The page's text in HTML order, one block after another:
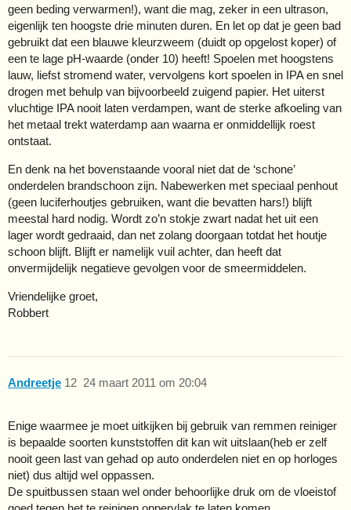
geen beding verwarmen!), want die mag, zeker in een ultrason,
eigenlijk ten hoogste drie minuten duren. En let op dat je geen bad
gebruikt dat een blauwe kleurzweem (duidt op opgelost koper) of
een te lage pH-waarde (onder 10) heeft! Spoelen met hoogstens
lauw, liefst stromend water, vervolgens kort spoelen in IPA en snel
drogen met behulp van bijvoorbeeld zuigend papier. Het uiterst
vluchtige IPA nooit laten verdampen, want de sterke afkoeling van
het metaal trekt waterdamp aan waarna er onmiddellijk roest
ontstaat.
En denk na het bovenstaande vooral niet dat de ‘schone’
onderdelen brandschoon zijn. Nabewerken met speciaal penhout
(geen luciferhoutjes gebruiken, want die bevatten hars!) blijft
meestal hard nodig. Wordt zo’n stokje zwart nadat het uit een
lager wordt gedraaid, dan net zolang doorgaan totdat het houtje
schoon blijft. Blijft er namelijk vuil achter, dan heeft dat
onvermijdelijk negatieve gevolgen voor de smeermiddelen.
Vriendelijke groet,
Robbert
Andreetje 24 maart 2011 om 20:04
12
Enige waarmee je moet uitkijken bij gebruik van remmen reiniger
is bepaalde soorten kunststoffen dit kan wit uitslaan(heb er zelf
nooit geen last van gehad op auto onderdelen niet en op horloges
niet) dus altijd wel oppassen.
De spuitbussen staan wel onder behoorlijke druk om de vloeistof